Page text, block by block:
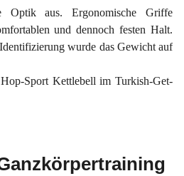
Optik aus. Ergonomische Griffe
und dennoch festen Halt.
wurde das Gewicht auf